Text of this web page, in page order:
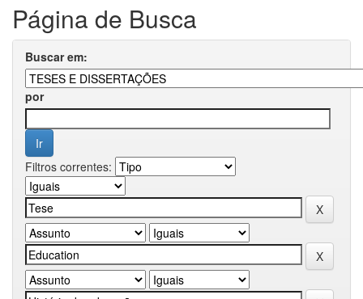
Página de Busca
Buscar em:
por
Filtros correntes: